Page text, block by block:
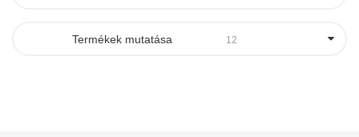
Termékek mutatása 12